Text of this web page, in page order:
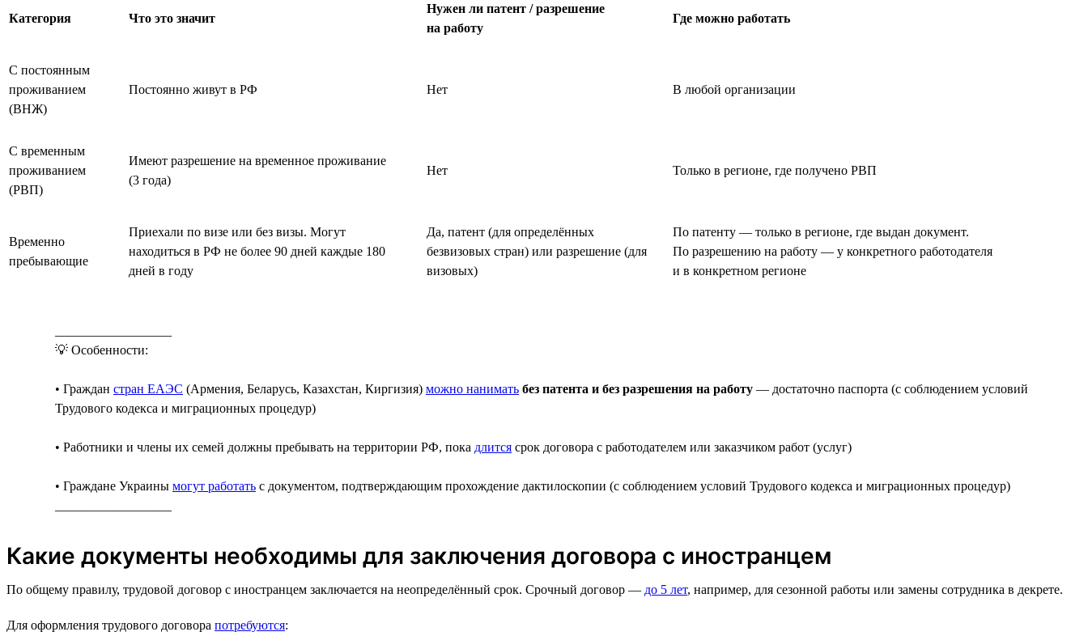
Категория Что это значит
Нужен ли патент / разрешение
на работу
Где можно работать
С постоянным
проживанием
(ВНЖ)
Постоянно живут в РФ Нет В любой организации
С временным
проживанием
(РВП)
Имеют разрешение на временное проживание
(3 года)
Нет Только в регионе, где получено РВП
Временно
пребывающие
Приехали по визе или без визы. Могут
находиться в РФ не более 90 дней каждые 180
дней в году
Да, патент (для определённых
безвизовых стран) или разрешение (для
визовых)
По патенту — только в регионе, где выдан документ.
По разрешению на работу — у конкретного работодателя
и в конкретном регионе
💡 Особенности:
• Граждан стран ЕАЭС (Армения, Беларусь, Казахстан, Киргизия) можно нанимать без патента и без разрешения на работу — достаточно паспорта (с соблюдением условий
Трудового кодекса и миграционных процедур)
• Работники и члены их семей должны пребывать на территории РФ, пока длится срок договора с работодателем или заказчиком работ (услуг)
• Граждане Украины могут работать с документом, подтверждающим прохождение дактилоскопии (с соблюдением условий Трудового кодекса и миграционных процедур)
Какие документы необходимы для заключения договора с иностранцем
По общему правилу, трудовой договор с иностранцем заключается на неопределённый срок. Срочный договор — до 5 лет, например, для сезонной работы или замены сотрудника в декрете.
Для оформления трудового договора потребуются: